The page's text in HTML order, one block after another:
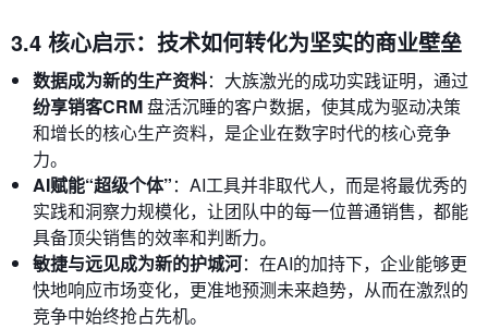
3.4 核心启示：技术如何转化为坚实的商业壁垒
数据成为新的生产资料：大族激光的成功实践证明，通过
纷享销客CRM盘活沉睡的客户数据，使其成为驱动决策
和增长的核心生产资料，是企业在数字时代的核心竞争
力。
AI赋能“超级个体”：AI工具并非取代人，而是将最优秀的
实践和洞察力规模化，让团队中的每一位普通销售，都能
具备顶尖销售的效率和判断力。
敏捷与远见成为新的护城河：在AI的加持下，企业能够更
快地响应市场变化，更准地预测未来趋势，从而在激烈的
竞争中始终抢占先机。